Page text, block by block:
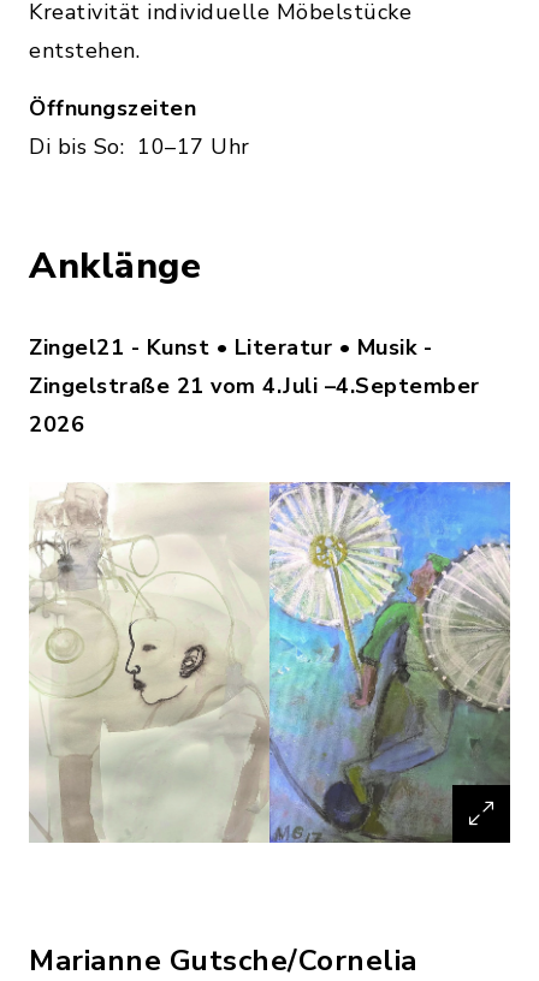
Kreativität individuelle Möbelstücke
entstehen.
Öffnungszeiten
Di bis So: 10–17 Uhr
Anklänge
Zingel21 - Kunst • Literatur • Musik -
Zingelstraße 21 vom 4.Juli –4.September
2026
Marianne Gutsche/Cornelia